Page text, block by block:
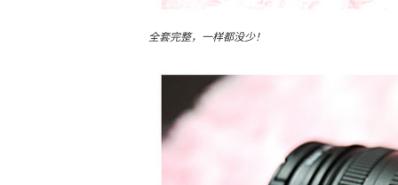
全套完整，一样都没少！